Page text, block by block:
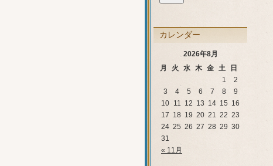
カレンダー
2026年8月
月
火 水 木 金 土 日
« 11月
1
2
3
4 5 6 7 8
9
10 11 12 13 14 15 16
17 18 19 20 21 22 23
24 25 26 27 28 29 30
31